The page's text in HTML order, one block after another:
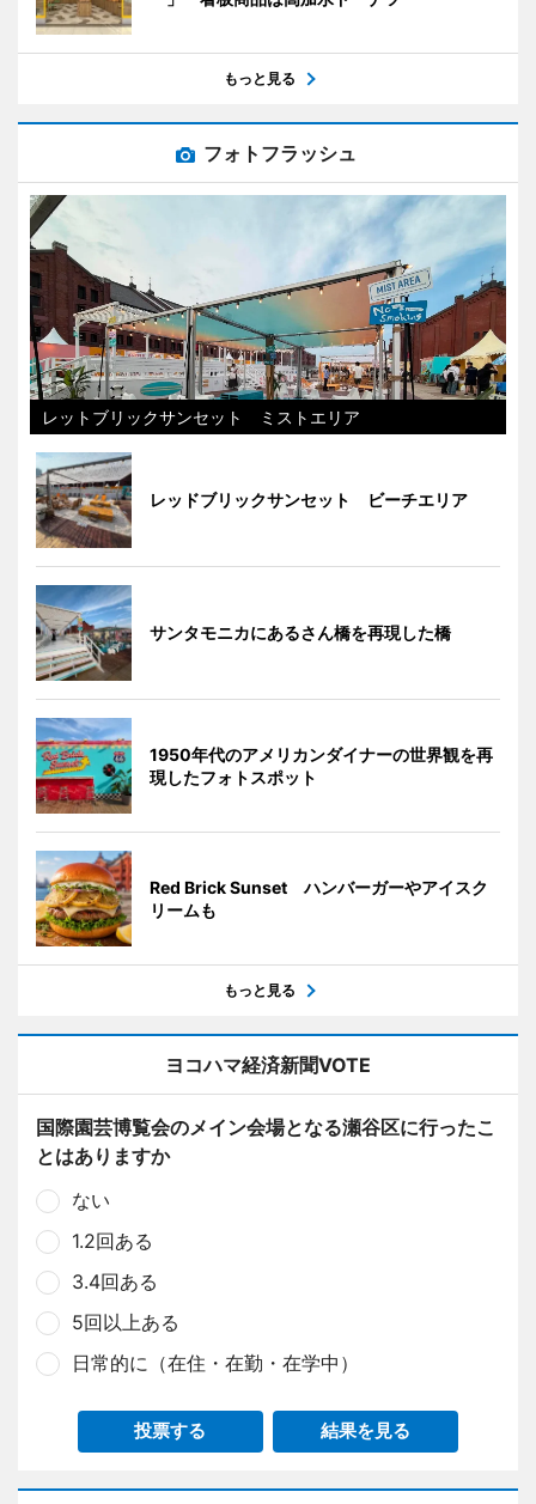
もっと見る
フォトフラッシュ
レットブリックサンセット ミストエリア
レッドブリックサンセット ビーチエリア
サンタモニカにあるさん橋を再現した橋
1950年代のアメリカンダイナーの世界観を再
現したフォトスポット
Red Brick Sunset ハンバーガーやアイスク
リームも
もっと見る
ヨコハマ経済新聞VOTE
国際園芸博覧会のメイン会場となる瀬谷区に行ったこ
とはありますか
ない
1.2回ある
3.4回ある
5回以上ある
日常的に（在住・在勤・在学中）
投票する 結果を見る